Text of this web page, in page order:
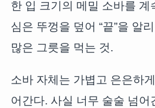
한 입 크기의 메밀 소바를 계
심은 뚜껑을 덮어 “끝”을 알
많은 그릇을 먹는 것.
소바 자체는 가볍고 은은하
어간다. 사실 너무 술술 넘어